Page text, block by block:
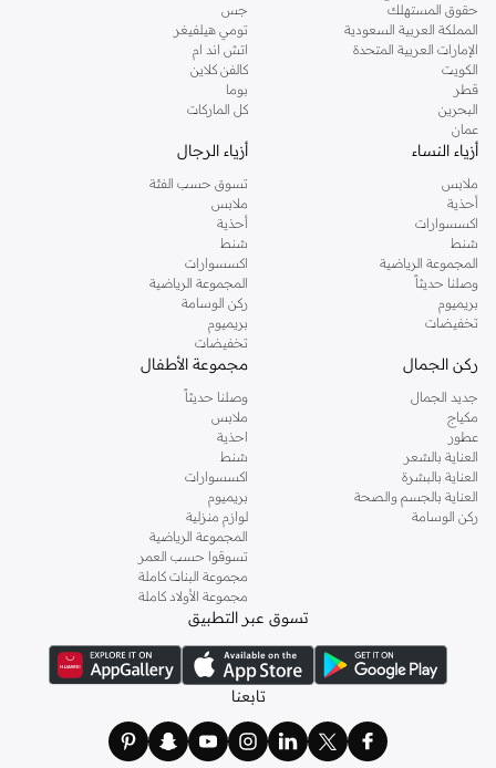
حقوق المستهلك
المملكة العربية السعودية
الإمارات العربية المتحدة
الكويت
قطر
البحرين
عمان
جس
تومي هيلفيغر
اتش اند ام
كالفن كلاين
بوما
كل الماركات
أزياء النساء
ملابس
أحذية
اكسسوارات
شنط
المجموعة الرياضية
وصلنا حديثاً
بريميوم
تخفيضات
أزياء الرجال
تسوق حسب الفئة
ملابس
أحذية
شنط
اكسسوارات
المجموعة الرياضية
ركن الوسامة
بريميوم
تخفيضات
ركن الجمال
جديد الجمال
مكياج
عطور
العناية بالشعر
العناية بالبشرة
العناية بالجسم والصحة
ركن الوسامة
مجموعة الأطفال
وصلنا حديثاً
ملابس
احذية
شنط
اكسسوارات
بريميوم
لوازم منزلية
المجموعة الرياضية
تسوقوا حسب العمر
مجموعة البنات كاملة
مجموعة الأولاد كاملة
تسوق عبر التطبيق
تابعنا